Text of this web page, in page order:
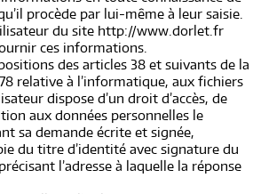
procède par lui-même à leur saisie.
du site http://www.dorlet.fr
ces informations.
des articles 38 et suivants de la
relative à l’informatique, aux fichiers
dispose d’un droit d’accès, de
aux données personnelles le
sa demande écrite et signée,
du titre d’identité avec signature du
l’adresse à laquelle la réponse